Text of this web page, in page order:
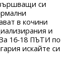
си
в кочини
и
16-18 ПЪТИ по
искайте си